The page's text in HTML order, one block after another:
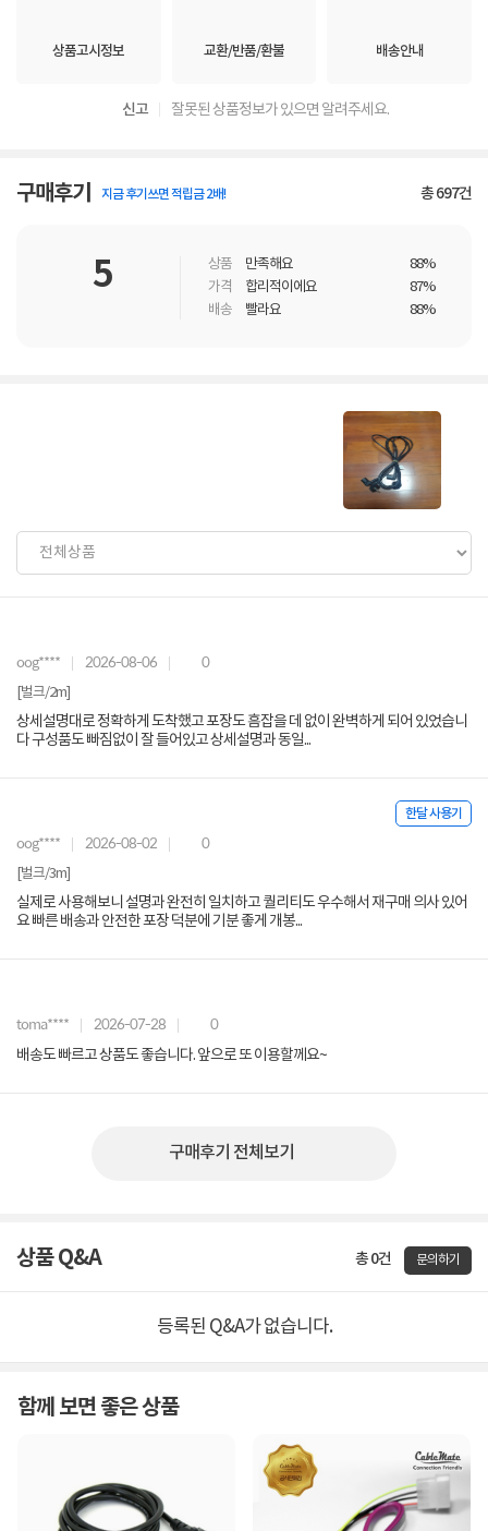
상품고시정보 교환/반품/환불 배송안내
신고 잘못된 상품정보가 있으면 알려주세요.
구매후기 지금 후기쓰면 적립금 2배! 총697건
5 상품 만족해요
88%
가격
합리적이에요
87%
배송
빨라요 88%
oog**** 2026-08-06 0
[벌크/2m]
상세설명대로 정확하게 도착했고 포장도 흠잡을 데 없이 완벽하게 되어 있었습니
다 구성품도 빠짐없이 잘 들어있고 상세설명과 동일...
한달 사용기
oog**** 2026-08-02 0
[벌크/3m]
실제로 사용해보니 설명과 완전히 일치하고 퀄리티도 우수해서 재구매 의사 있어
요 빠른 배송과 안전한 포장 덕분에 기분 좋게 개봉...
toma**** 2026-07-28 0
배송도 빠르고 상품도 좋습니다. 앞으로 또 이용할께요~
구매후기 전체보기
상품 Q&A 총 0건 문의하기
등록된 Q&A가 없습니다.
함께 보면 좋은 상품